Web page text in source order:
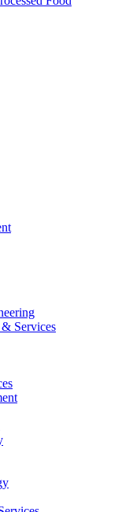
Services